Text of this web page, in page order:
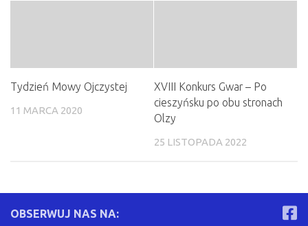
Tydzień Mowy Ojczystej
11 MARCA 2020
XVIII Konkurs Gwar – Po
cieszyńsku po obu stronach
Olzy
25 LISTOPADA 2022
OBSERWUJ NAS NA: